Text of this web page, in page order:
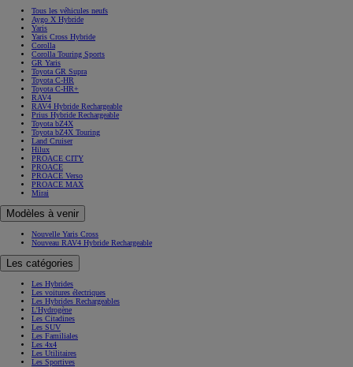
Tous les véhicules neufs
Aygo X Hybride
Yaris
Yaris Cross Hybride
Corolla
Corolla Touring Sports
GR Yaris
Toyota GR Supra
Toyota C-HR
Toyota C-HR+
RAV4
RAV4 Hybride Rechargeable
Prius Hybride Rechargeable
Toyota bZ4X
Toyota bZ4X Touring
Land Cruiser
Hilux
PROACE CITY
PROACE
PROACE Verso
PROACE MAX
Mirai
Modèles à venir
Nouvelle Yaris Cross
Nouveau RAV4 Hybride Rechargeable
Les catégories
Les Hybrides
Les voitures électriques
Les Hybrides Rechargeables
L'Hydrogène
Les Citadines
Les SUV
Les Familiales
Les 4x4
Les Utilitaires
Les Sportives